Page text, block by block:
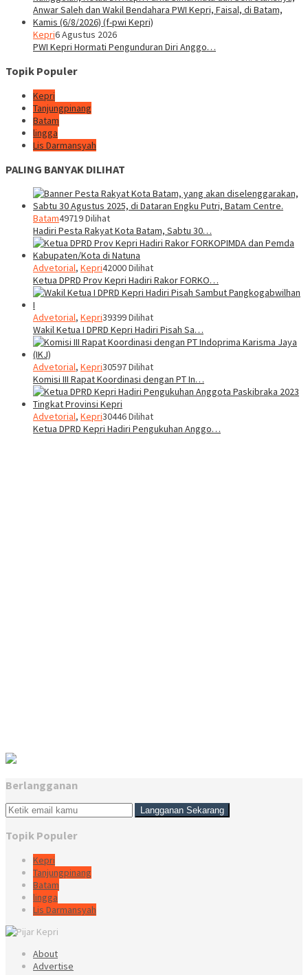
Kepri6 Agustus 2026
PWI Kepri Hormati Pengunduran Diri Anggo…
Topik Populer
Kepri
Tanjungpinang
Batam
lingga
Lis Darmansyah
PALING BANYAK DILIHAT
Batam49719 Dilihat
Hadiri Pesta Rakyat Kota Batam, Sabtu 30…
Advetorial, Kepri42000 Dilihat
Ketua DPRD Prov Kepri Hadiri Rakor FORKO…
Advetorial, Kepri39399 Dilihat
Wakil Ketua I DPRD Kepri Hadiri Pisah Sa…
Advetorial, Kepri30597 Dilihat
Komisi III Rapat Koordinasi dengan PT In…
Advetorial, Kepri30446 Dilihat
Ketua DPRD Kepri Hadiri Pengukuhan Anggo…
Berlangganan
Topik Populer
Kepri
Tanjungpinang
Batam
lingga
Lis Darmansyah
About
Advertise